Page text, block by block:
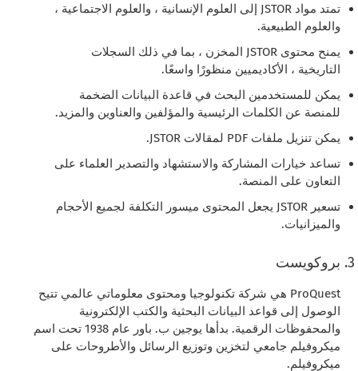
تمتد مواد JSTOR إلى العلوم الإنسانية ، والعلوم الاجتماعية ،
والعلوم الطبيعية.
يمنح محتوى JSTOR المخزن ، بما في ذلك السجلات
التاريخية ، الأكاديميين منظورًا واسعًا.
يمكن للمستخدمين البحث في قاعدة البيانات الضخمة
للمنصة عن الكلمات الرئيسية والمؤلفين والعناوين والمزيد.
يمكن تنزيل ملفات PDF لمقالات JSTOR.
تساعد خيارات المشاركة والاستشهاد والتصدير العلماء على
التعاون على المنصة.
تسعير JSTOR يجعل المحتوى ميسور التكلفة لجميع الأحجام
والميزانيات.
بروكويست
ProQuest هي شركة تكنولوجيا ومحتوى معلوماتي عالمي تتيح
الوصول إلى قواعد البيانات البحثية والكتب الإلكترونية
والمحفوظات الرقمية. بدأها يوجين ب. باور عام 1938 تحت اسم
ميكروفيلم جامعي لتخزين وتوزيع الرسائل والأطروحات على
ميكروفيلم.